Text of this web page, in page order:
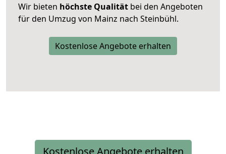
Wir bieten höchste Qualität bei den Angeboten
für den Umzug von Mainz nach Steinbühl.
Kostenlose Angebote erhalten
Kostenlose Angebote erhalten